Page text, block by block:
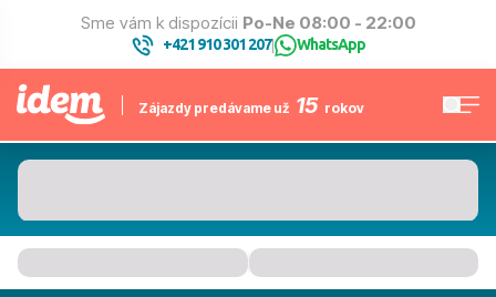
Sme vám k dispozícii Po-Ne 08:00 - 22:00
+421 910 301 207| WhatsApp
Zájazdy predávame už 15 rokov